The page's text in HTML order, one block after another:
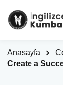
Anasayfa
Create a